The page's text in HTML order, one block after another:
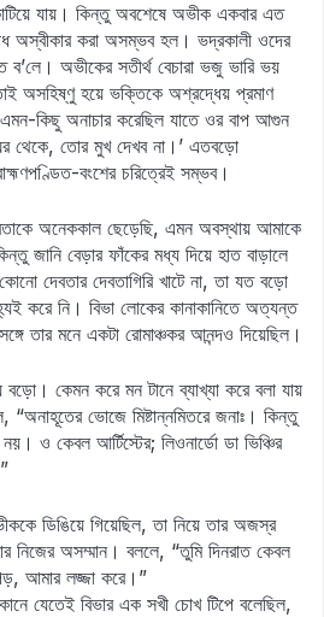
যায়। কিন্তু অবশেষে অভীক একবার এত
অস্বীকার করা অসম্ভব হল। ভদ্রকালী ওদের
ব’লে। অভীকের সতীর্থ বেচারা ভজু ভারি ভয়
অসহিষ্ণু হয়ে ভক্তিকে অশ্রদ্ধেয় প্রমাণ
কিছু অনাচার করেছিল যাতে ওর বাপ আগুন
থেকে, তোর মুখ দেখব না।’ এতবড়ো
বংশের চরিত্রেই সম্ভব।
অনেককাল ছেড়েছি, এমন অবস্থায় আমাকে
জানি বেড়ার ফাঁকের মধ্য দিয়ে হাত বাড়ালে
দেবতার দেবতাগিরি খাটে না, তা যত বড়ো
করে নি। বিভা লোকের কানাকানিতে অত্যন্ত
তার মনে একটা রোমাঞ্চকর আনন্দও দিয়েছিল।
বড়ো। কেমন করে মন টানে ব্যাখ্যা করে বলা যায়
ভোজে মিষ্টান্নমিতরে জনাঃ। কিন্তু
ও কেবল আর্টিস্টের; লিওনার্ডো ডা ভিঞ্চির
ডিঙিয়ে গিয়েছিল, তা নিয়ে তার অজস্র
নিজের অসম্মান। বললে, “তুমি দিনরাত কেবল
আমার লজ্জা করে।”
কানে যেতেই বিভার এক সখী চোখ টিপে বলেছিল,